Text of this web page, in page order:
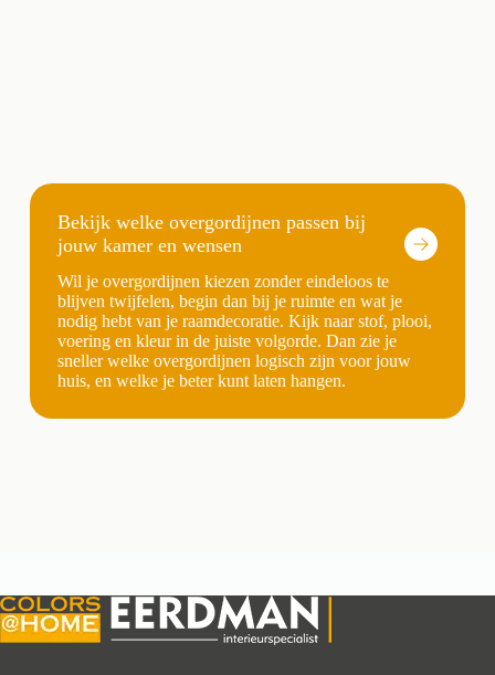
Bekijk welke overgordijnen passen bij
jouw kamer en wensen
Wil je overgordijnen kiezen zonder eindeloos te
blijven twijfelen, begin dan bij je ruimte en wat je
nodig hebt van je raamdecoratie. Kijk naar stof, plooi,
voering en kleur in de juiste volgorde. Dan zie je
sneller welke overgordijnen logisch zijn voor jouw
huis, en welke je beter kunt laten hangen.